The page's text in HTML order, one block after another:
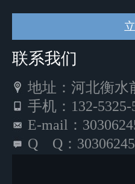
联系我们
地址：河北衡水
手机：132-5325-
E-mail：
Q Q：